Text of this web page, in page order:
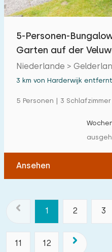
5-Personen-
Garten auf der
Schwimmbad im Park
Niederlande >
3 km von Harderwijk entfernt
5 Personen | 3
Ansehen
1 2 3
11 12